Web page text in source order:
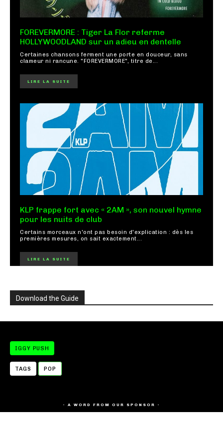
FOREVERMORE : Tiger La Flor referme
HOLLYWOODLAND sur un adieu en dentelle
Certaines chansons ferment une porte en douceur, sans
clameur ni rancune. "FOREVERMORE", titre de...
LIRE LA SUITE
KLP frappe fort avec « 2AM », son nouvel hymne
pour les nuits de club
Certains morceaux n'ont pas besoin d'explication : dès les
premières mesures, on sait exactement...
LIRE LA SUITE
Download the Guide
IGGY PUSH
TAGS POP
- A WORD FROM OUR SPONSOR -